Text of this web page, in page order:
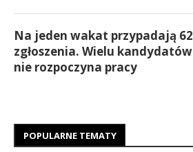
Na jeden wakat przypadają 62
zgłoszenia. Wielu kandydatów
nie rozpoczyna pracy
POPULARNE TEMATY